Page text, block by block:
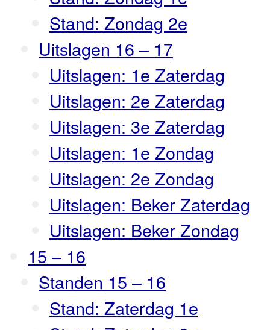
Stand: Zondag 2e
Uitslagen 16 – 17
Uitslagen: 1e Zaterdag
Uitslagen: 2e Zaterdag
Uitslagen: 3e Zaterdag
Uitslagen: 1e Zondag
Uitslagen: 2e Zondag
Uitslagen: Beker Zaterdag
Uitslagen: Beker Zondag
15 – 16
Standen 15 – 16
Stand: Zaterdag 1e